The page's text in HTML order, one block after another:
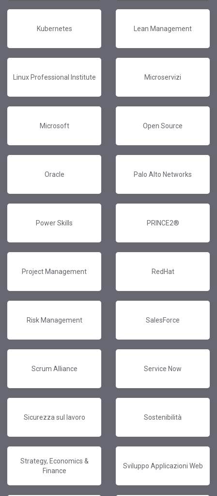
Kubernetes Lean Management
Linux Professional Institute Microservizi
Microsoft Open Source
Oracle Palo Alto Networks
Power Skills PRINCE2®
Project Management RedHat
Risk Management SalesForce
Scrum Alliance Service Now
Sicurezza sul lavoro Sostenibilità
Strategy, Economics &
Finance
Sviluppo Applicazioni Web